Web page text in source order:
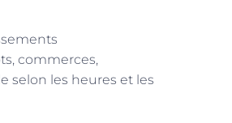
commerces,
selon les heures et les